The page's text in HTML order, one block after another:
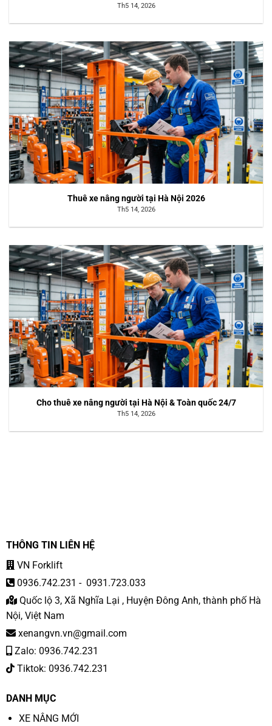
Th5 14, 2026
Thuê xe nâng người tại Hà Nội 2026
Th5 14, 2026
Cho thuê xe nâng người tại Hà Nội & Toàn quốc 24/7
Th5 14, 2026
THÔNG TIN LIÊN HỆ
VN Forklift
0936.742.231 - 0931.723.033
Quốc lộ 3, Xã Nghĩa Lại , Huyện Đông Anh, thành phố Hà
Nội, Việt Nam
xenangvn.vn@gmail.com
Zalo: 0936.742.231
Tiktok: 0936.742.231
DANH MỤC
XE NÂNG MỚI